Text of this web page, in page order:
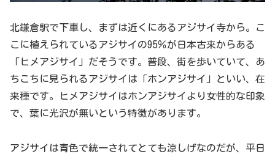
北鎌倉駅で下車し、まずは近くにあるアジサイ寺から。こ
こに植えられているアジサイの95％が日本古来からある
「ヒメアジサイ」だそうです。普段、街を歩いていて、あ
ちこちに見られるアジサイは「ホンアジサイ」といい、在
来種です。ヒメアジサイはホンアジサイより女性的な印象
で、葉に光沢が無いという特徴があります。
アジサイは青色で統一されてとても涼しげなのだが、平日